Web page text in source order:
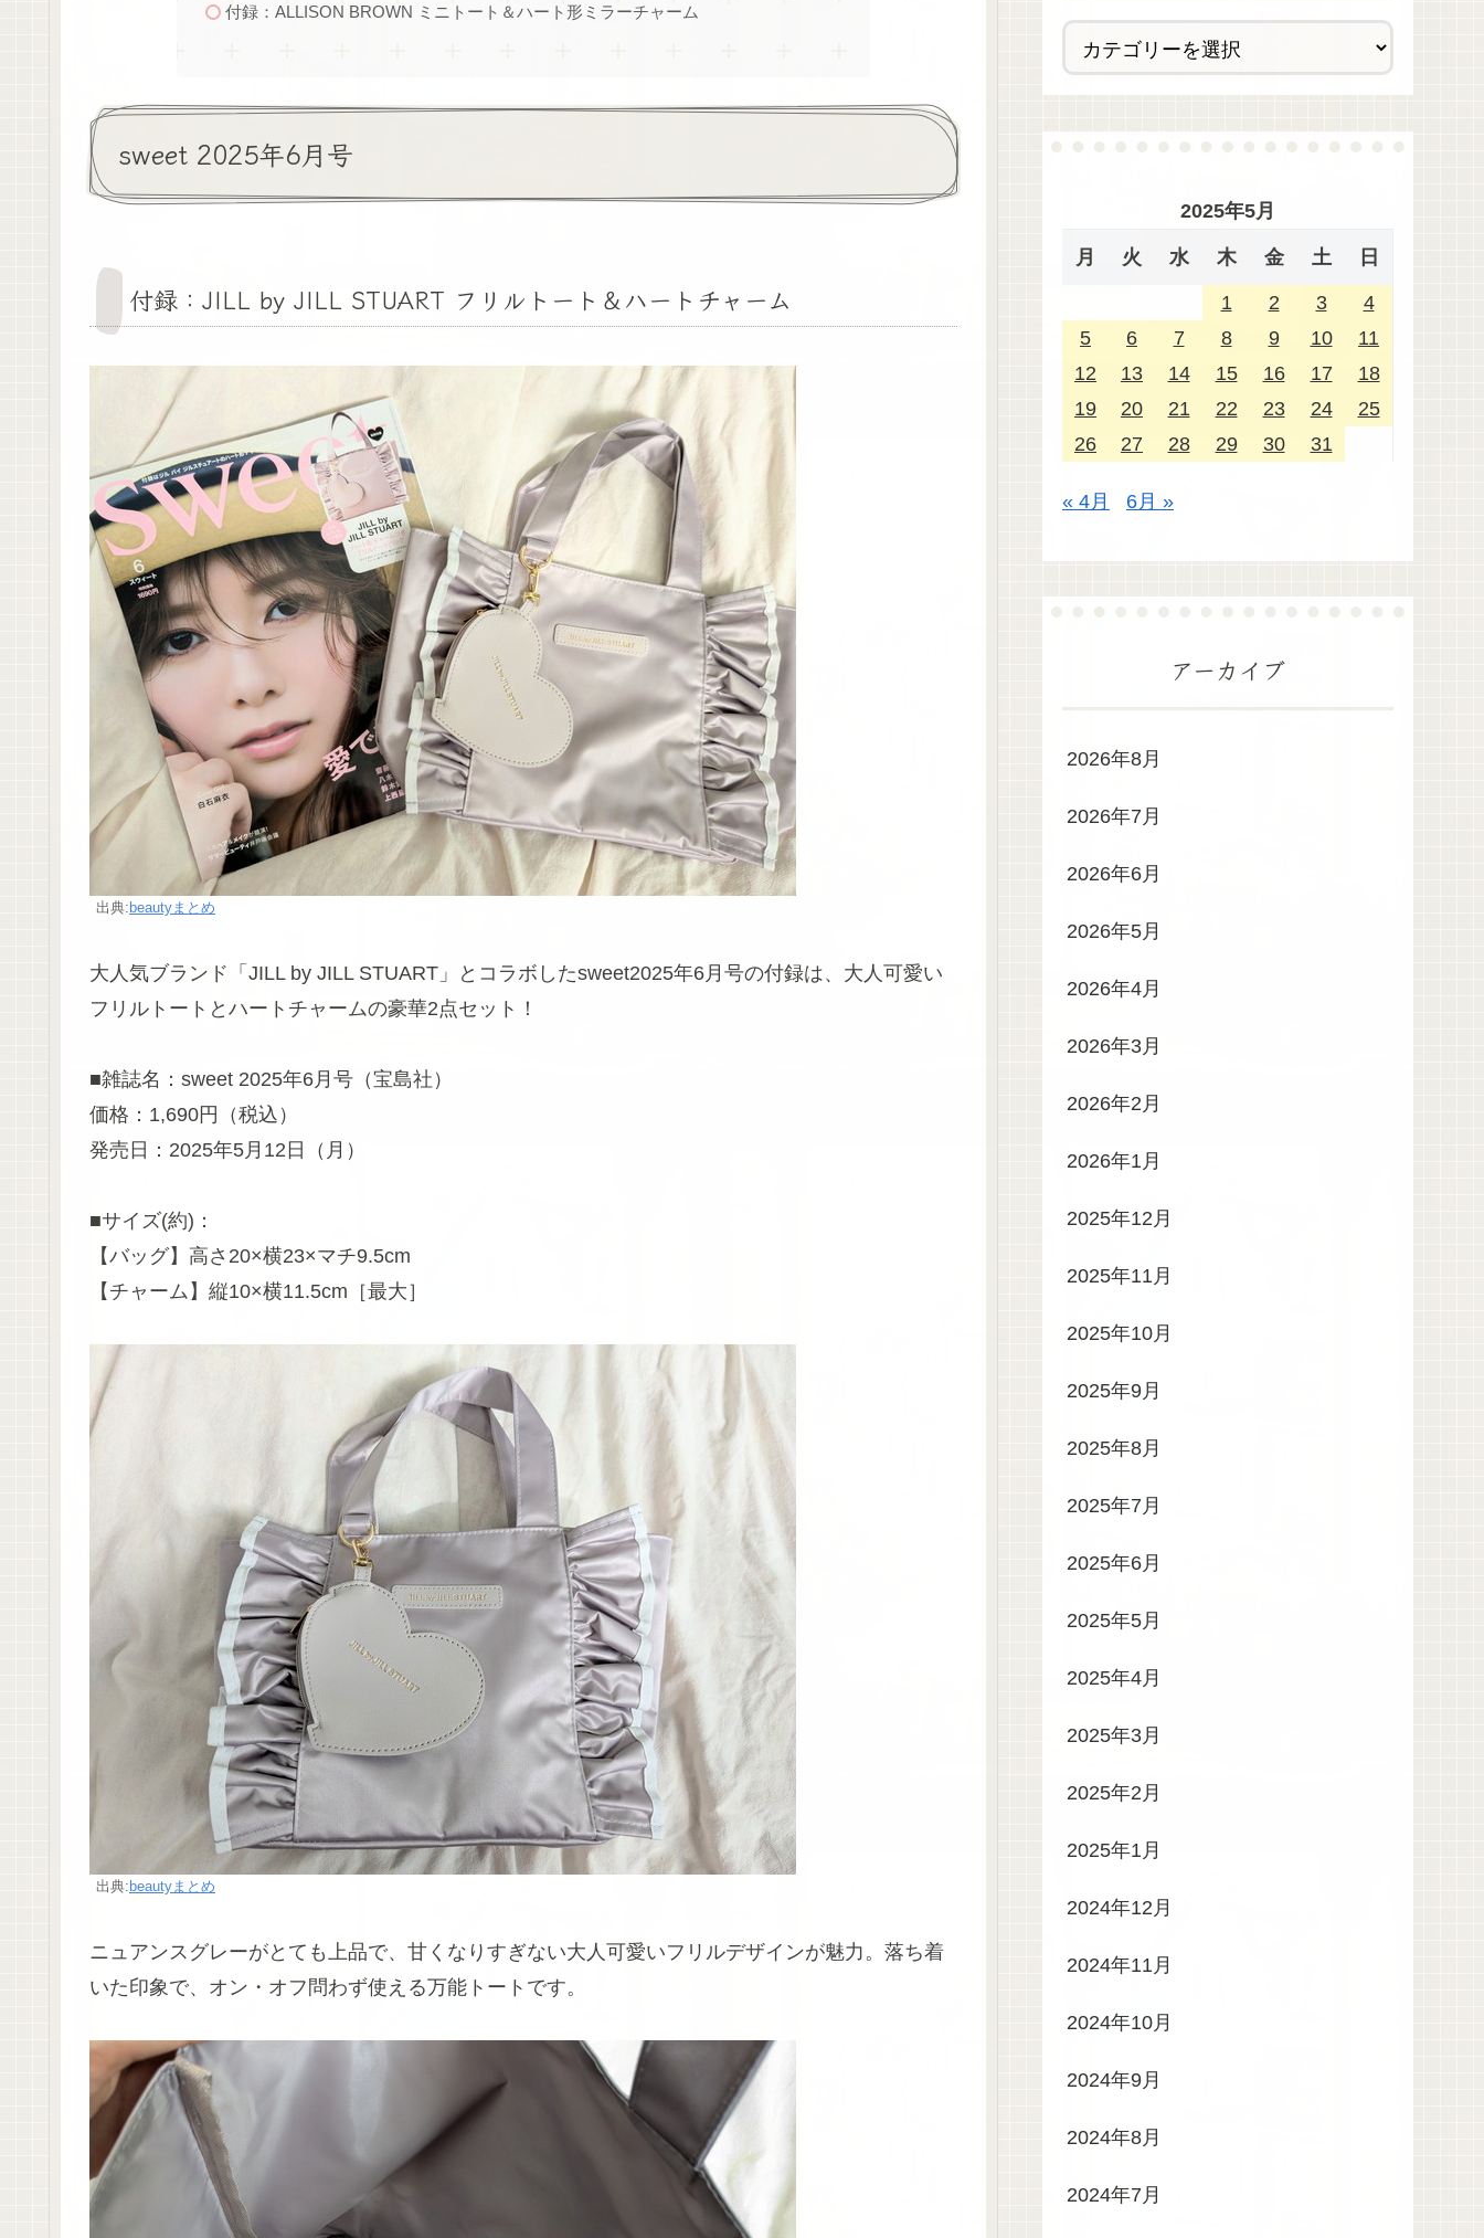
付録：ALLISON BROWN ミニトート＆ハート形ミラーチャーム
sweet 2025年6月号
付録：JILL by JILL STUART フリルトート＆ハートチャーム
出典: beautyまとめ
大人気ブランド「JILL by JILL STUART」とコラボしたsweet2025年6月号の付録は、大人可愛い
フリルトートとハートチャームの豪華2点セット！
■雑誌名：sweet 2025年6月号（宝島社）
価格：1,690円（税込）
発売日：2025年5月12日（月）
■サイズ(約)：
【バッグ】高さ20×横23×マチ9.5cm
【チャーム】縦10×横11.5cm［最大］
出典: beautyまとめ
ニュアンスグレーがとても上品で、甘くなりすぎない大人可愛いフリルデザインが魅力。落ち着
いた印象で、オン・オフ問わず使える万能トートです。
2025年5月
月 火 水 木 金 土 日
1 2 3
4
5
6 7 8 9 10
11
12
13 14 15 16 17
18
19
20 21 22 23 24
25
26
27 28 29 30 31
« 4月 6月 »
アーカイブ
2026年8月
2026年7月
2026年6月
2026年5月
2026年4月
2026年3月
2026年2月
2026年1月
2025年12月
2025年11月
2025年10月
2025年9月
2025年8月
2025年7月
2025年6月
2025年5月
2025年4月
2025年3月
2025年2月
2025年1月
2024年12月
2024年11月
2024年10月
2024年9月
2024年8月
2024年7月